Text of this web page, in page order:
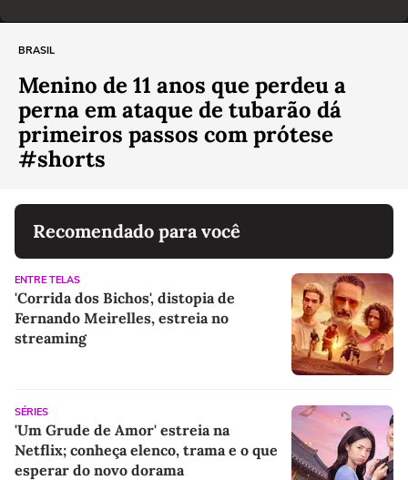
BRASIL
Menino de 11 anos que perdeu a
perna em ataque de tubarão dá
primeiros passos com prótese
#shorts
Recomendado para você
ENTRE TELAS
'Corrida dos Bichos', distopia de
Fernando Meirelles, estreia no
streaming
SÉRIES
'Um Grude de Amor' estreia na
Netflix; conheça elenco, trama e o que
esperar do novo dorama